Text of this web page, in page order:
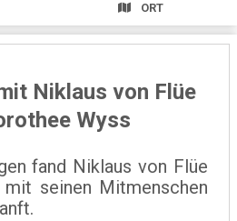
ORT
Niklaus von Flüe
Wyss
fand Niklaus von Flüe
seinen Mitmenschen